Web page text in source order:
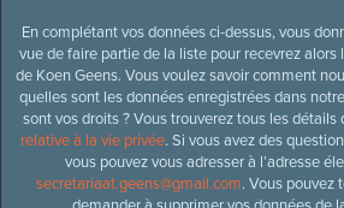
En complétant vos données ci-dessus, vous
vue de faire partie de la liste pour recevrez alors
de Koen Geens. Vous voulez savoir comment
quelles sont les données enregistrées dans
sont vos droits ? Vous trouverez tous les détails
relative à la vie privée. Si vous avez des
vous pouvez vous adresser à l’adresse
secretariaat.geens@gmail.com. Vous pouvez